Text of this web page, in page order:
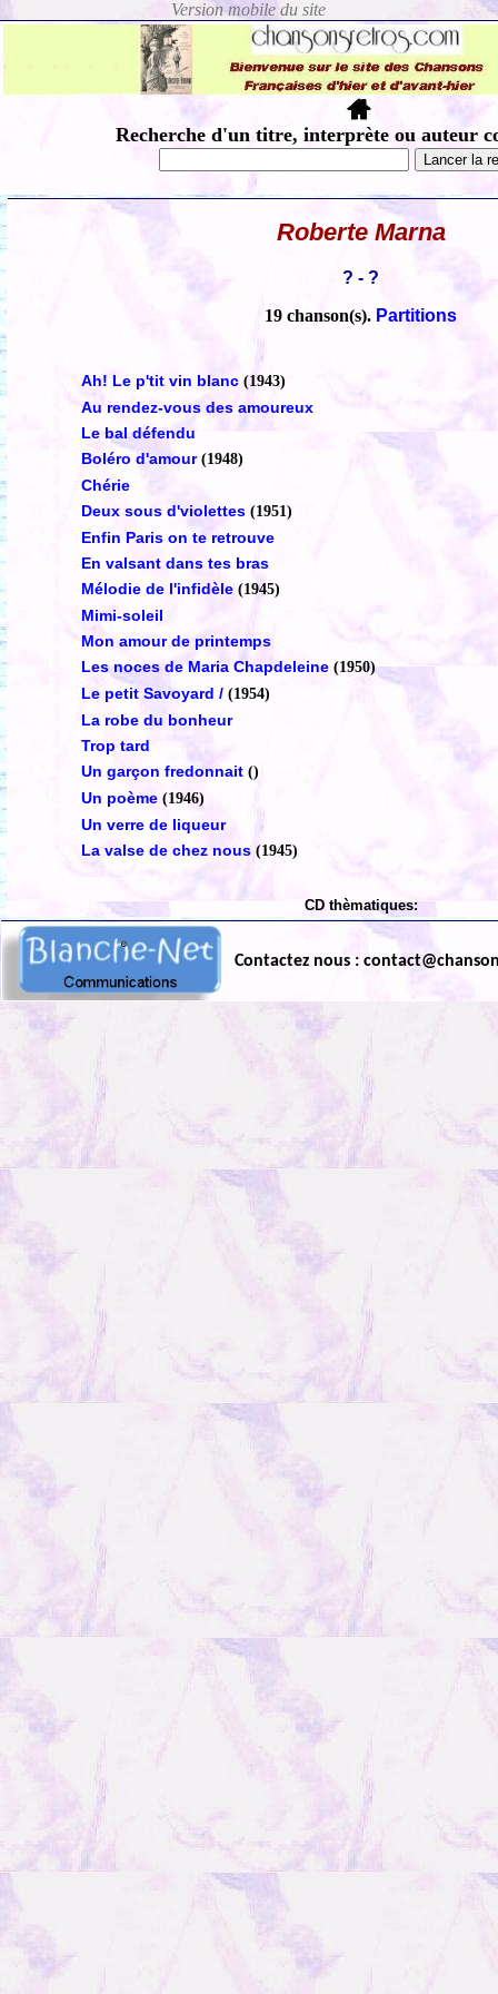
Recherche d'un titre, interprète ou auteur
Roberte Marna
? - ?
19 chanson(s). Partitions
Ah! Le p'tit vin blanc (1943)
Au rendez-vous des amoureux
Le bal défendu
Boléro d'amour (1948)
Chérie
Deux sous d'violettes (1951)
Enfin Paris on te retrouve
En valsant dans tes bras
Mélodie de l'infidèle (1945)
Mimi-soleil
Mon amour de printemps
Les noces de Maria Chapdeleine (1950)
Le petit Savoyard / (1954)
La robe du bonheur
Trop tard
Un garçon fredonnait ()
Un poème (1946)
Un verre de liqueur
La valse de chez nous (1945)
CD thèmatiques:
Contactez nous :